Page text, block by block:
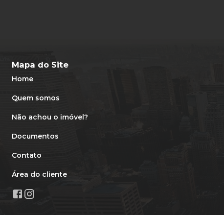
Mapa do Site
Home
Quem somos
Não achou o imóvel?
Documentos
Contato
Área do cliente